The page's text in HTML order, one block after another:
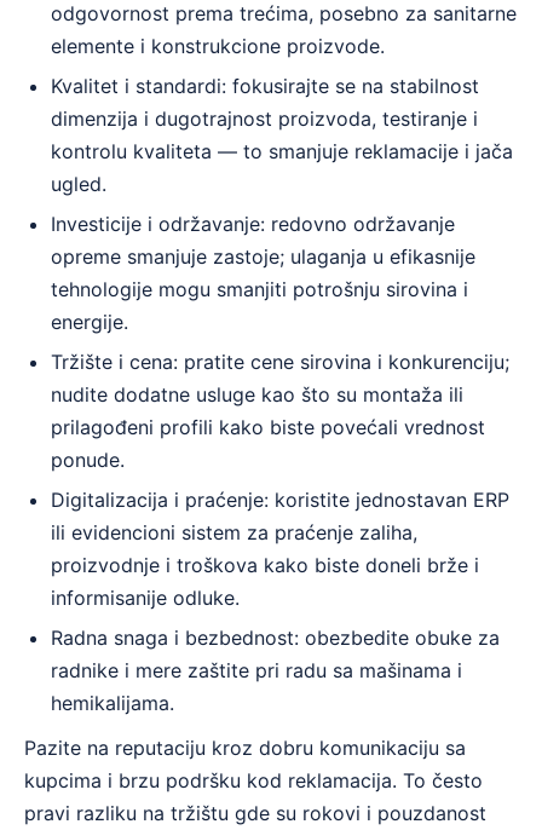
odgovornost prema trećima, posebno za sanitarne
elemente i konstrukcione proizvode.
Kvalitet i standardi: fokusirajte se na stabilnost
dimenzija i dugotrajnost proizvoda, testiranje i
kontrolu kvaliteta — to smanjuje reklamacije i jača
ugled.
Investicije i održavanje: redovno održavanje
opreme smanjuje zastoje; ulaganja u efikasnije
tehnologije mogu smanjiti potrošnju sirovina i
energije.
Tržište i cena: pratite cene sirovina i konkurenciju;
nudite dodatne usluge kao što su montaža ili
prilagođeni profili kako biste povećali vrednost
ponude.
Digitalizacija i praćenje: koristite jednostavan ERP
ili evidencioni sistem za praćenje zaliha,
proizvodnje i troškova kako biste doneli brže i
informisanije odluke.
Radna snaga i bezbednost: obezbedite obuke za
radnike i mere zaštite pri radu sa mašinama i
hemikalijama.
Pazite na reputaciju kroz dobru komunikaciju sa
kupcima i brzu podršku kod reklamacija. To često
pravi razliku na tržištu gde su rokovi i pouzdanost